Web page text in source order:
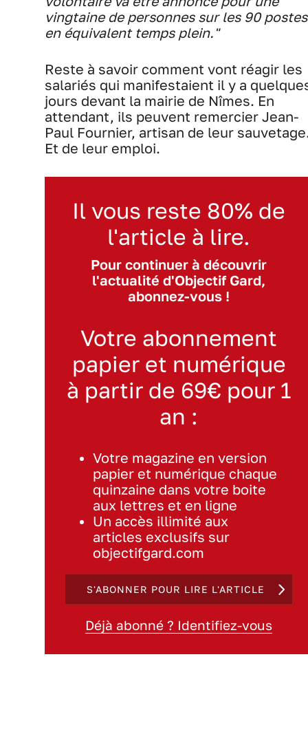
vingtaine de personnes sur les 90 postes
en équivalent temps plein."
Reste à savoir comment vont réagir les
salariés qui manifestaient il y a
jours devant la mairie de Nîmes. En
attendant, ils peuvent remercier Jean-
Paul Fournier, artisan de leur
Et de leur emploi.
Il vous reste 80% de
l'article à lire.
Pour continuer à découvrir
l'actualité d'Objectif Gard,
abonnez-vous !
Votre abonnement
papier et numérique
à partir de 69€ pour 1
an :
Votre magazine en version
papier et numérique chaque
quinzaine dans votre boite
aux lettres et en ligne
Un accès illimité aux
articles exclusifs sur
objectifgard.com
S'ABONNER POUR LIRE L'ARTICLE
Déjà abonné ? Identifiez-vous